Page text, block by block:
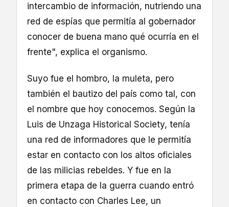
intercambio de información, nutriendo una
red de espías que permitía al gobernador
conocer de buena mano qué ocurría en el
frente", explica el organismo.
Suyo fue el hombro, la muleta, pero
también el bautizo del país como tal, con
el nombre que hoy conocemos. Según la
Luis de Unzaga Historical Society, tenía
una red de informadores que le permitía
estar en contacto con los altos oficiales
de las milicias rebeldes. Y fue en la
primera etapa de la guerra cuando entró
en contacto con Charles Lee, un